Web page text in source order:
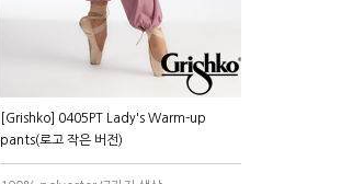
[Grishko] 0405PT Lady's Warm-up
pants(로고 작은 버전)